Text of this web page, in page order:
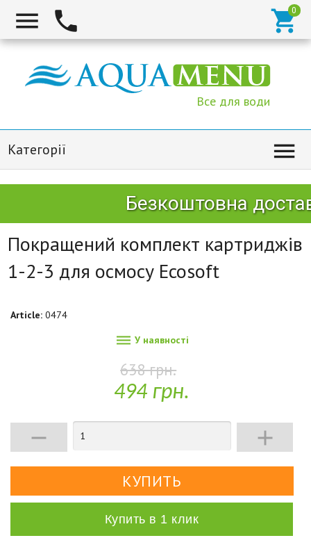
  
Все для води
Категорії 
Безкоштовна
Покращений комплект картриджів
1-2-3 для осмосу Ecosoft
Article: 0474
 У наявності
638 грн.
494 грн.
 
Купить в 1 клик